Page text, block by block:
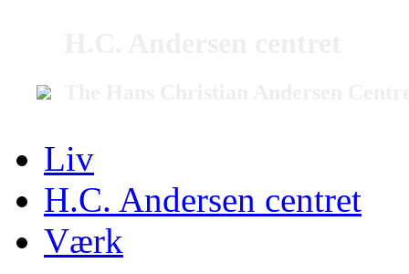
Liv
H.C. Andersen centret
Værk